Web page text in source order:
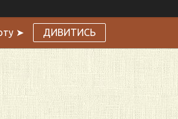
➤ ДИВИТИСЬ